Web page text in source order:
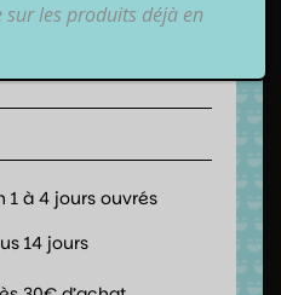
1 à 4 jours ouvrés
14 jours
sur les produits déjà en